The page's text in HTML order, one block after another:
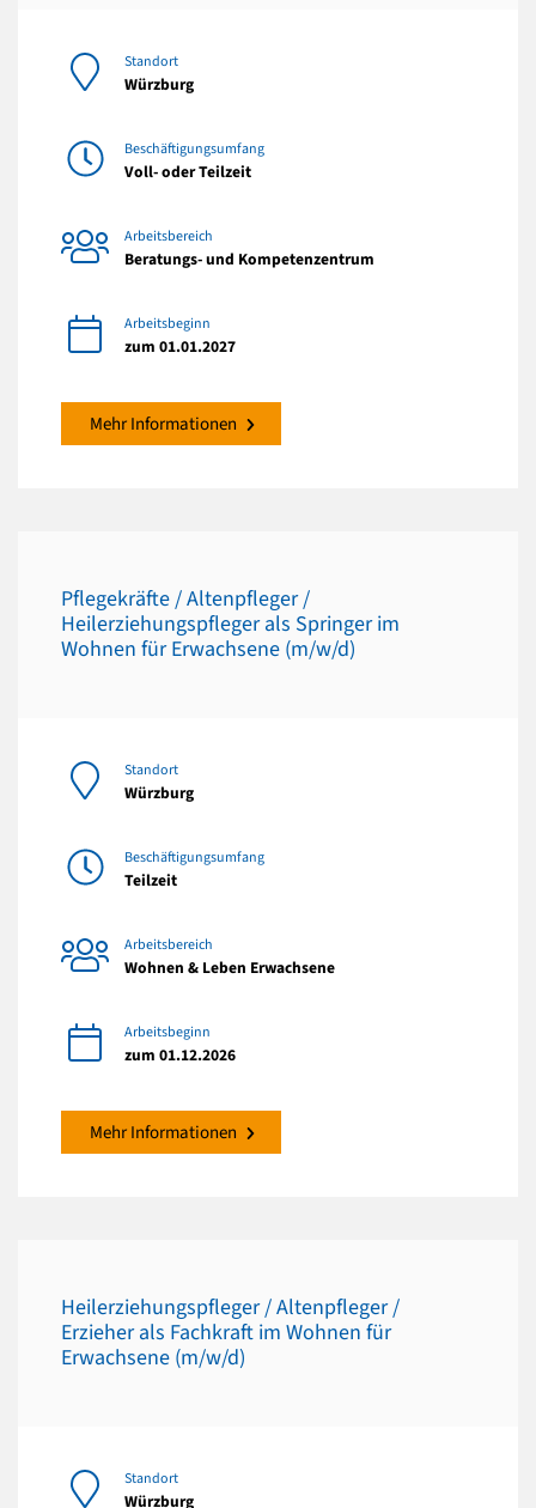
Standort
Würzburg
Beschäftigungsumfang
Voll- oder Teilzeit
Arbeitsbereich
Beratungs- und Kompetenzentrum
Arbeitsbeginn
zum 01.01.2027
Mehr Informationen
Pflegekräfte / Altenpfleger /
Heilerziehungspfleger als Springer im
Wohnen für Erwachsene (m/w/d)
Standort
Würzburg
Beschäftigungsumfang
Teilzeit
Arbeitsbereich
Wohnen & Leben Erwachsene
Arbeitsbeginn
zum 01.12.2026
Mehr Informationen
Heilerziehungspfleger / Altenpfleger /
Erzieher als Fachkraft im Wohnen für
Erwachsene (m/w/d)
Standort
Würzburg